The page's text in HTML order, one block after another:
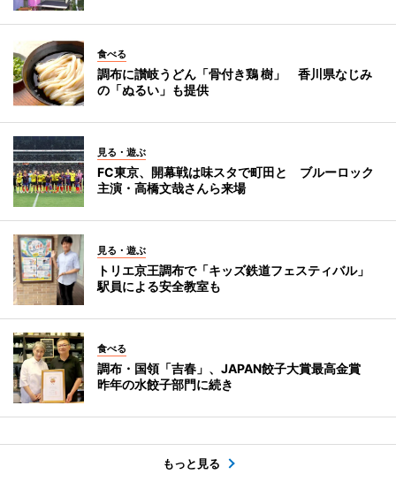
食べる
調布に讃岐うどん「骨付き鶏 樹」 香川県なじみ
の「ぬるい」も提供
見る・遊ぶ
FC東京、開幕戦は味スタで町田と ブルーロック
主演・高橋文哉さんら来場
見る・遊ぶ
トリエ京王調布で「キッズ鉄道フェスティバル」
駅員による安全教室も
食べる
調布・国領「吉春」、JAPAN餃子大賞最高金賞
昨年の水餃子部門に続き
もっと見る